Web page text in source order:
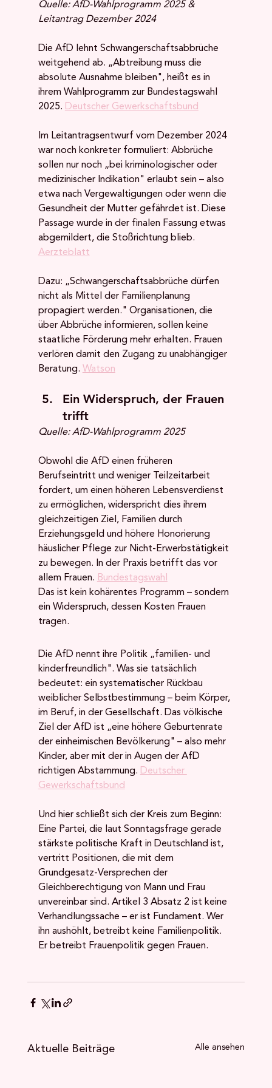
Quelle: AfD-Wahlprogramm 2025 &
Leitantrag Dezember 2024
Die AfD lehnt Schwangerschaftsabbrüche
weitgehend ab. „Abtreibung muss die
absolute Ausnahme bleiben", heißt es in
ihrem Wahlprogramm zur Bundestagswahl
2025. Deutscher Gewerkschaftsbund
Im Leitantragsentwurf vom Dezember 2024
war noch konkreter formuliert: Abbrüche
sollen nur noch „bei kriminologischer oder
medizinischer Indikation" erlaubt sein – also
etwa nach Vergewaltigungen oder wenn die
Gesundheit der Mutter gefährdet ist. Diese
Passage wurde in der finalen Fassung etwas
abgemildert, die Stoßrichtung blieb.
Aerzteblatt
Dazu: „Schwangerschaftsabbrüche dürfen
nicht als Mittel der Familienplanung
propagiert werden." Organisationen, die
über Abbrüche informieren, sollen keine
staatliche Förderung mehr erhalten. Frauen
verlören damit den Zugang zu unabhängiger
Beratung. Watson
Ein Widerspruch, der Frauen
trifft
Quelle: AfD-Wahlprogramm 2025
Obwohl die AfD einen früheren
Berufseintritt und weniger Teilzeitarbeit
fordert, um einen höheren Lebensverdienst
zu ermöglichen, widerspricht dies ihrem
gleichzeitigen Ziel, Familien durch
Erziehungsgeld und höhere Honorierung
häuslicher Pflege zur Nicht-Erwerbstätigkeit
zu bewegen. In der Praxis betrifft das vor
allem Frauen. Bundestagswahl
Das ist kein kohärentes Programm – sondern
ein Widerspruch, dessen Kosten Frauen
tragen.
Die AfD nennt ihre Politik „familien- und
kinderfreundlich". Was sie tatsächlich
bedeutet: ein systematischer Rückbau
weiblicher Selbstbestimmung – beim Körper,
im Beruf, in der Gesellschaft. Das völkische
Ziel der AfD ist „eine höhere Geburtenrate
der einheimischen Bevölkerung" – also mehr
Kinder, aber mit der in Augen der AfD
richtigen Abstammung. Deutscher
Gewerkschaftsbund
Und hier schließt sich der Kreis zum Beginn:
Eine Partei, die laut Sonntagsfrage gerade
stärkste politische Kraft in Deutschland ist,
vertritt Positionen, die mit dem
Grundgesatz-Versprechen der
Gleichberechtigung von Mann und Frau
unvereinbar sind. Artikel 3 Absatz 2 ist keine
Verhandlungssache – er ist Fundament. Wer
ihn aushöhlt, betreibt keine Familienpolitik.
Er betreibt Frauenpolitik gegen Frauen.
Aktuelle Beiträge Alle ansehen